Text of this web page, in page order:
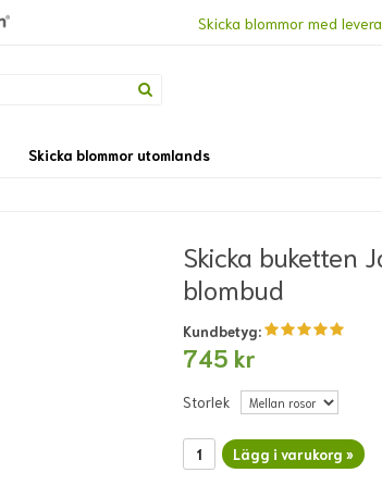
Skicka blommor med
Skicka blommor utomlands
Skicka buketten
blombud
Kundbetyg:
745 kr
Storlek
Lägg i varukorg »